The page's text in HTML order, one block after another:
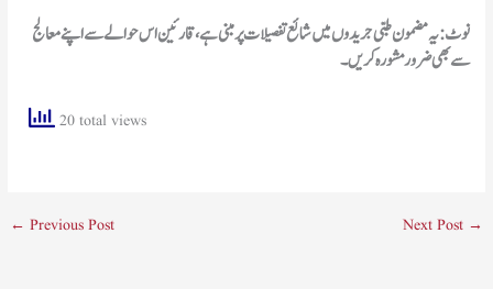
نوٹ: یہ مضمون طبی جریدوں میں شائع تفصیلات پر مبنی ہے، قارئین اس حوالے سے اپنے معالج
سے بھی ضرور مشورہ کریں۔
20 total views
← Previous Post Next Post →